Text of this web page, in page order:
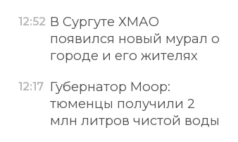
12:52 В Сургуте ХМАО
появился новый мурал о
городе и его жителях
12:17 Губернатор Моор:
тюменцы получили 2
млн литров чистой воды